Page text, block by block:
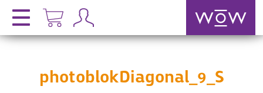
photoblokDiagonal_9_S